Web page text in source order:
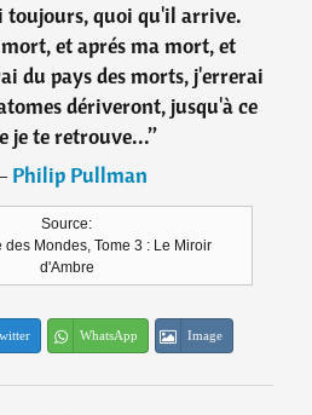
toujours, quoi qu'il arrive.
et aprés ma mort, et
du pays des morts, j'errerai
dériveront, jusqu'à ce
je te retrouve...”
Philip Pullman
Source:
des Mondes, Tome 3 : Le Miroir
d'Ambre
WhatsApp Image